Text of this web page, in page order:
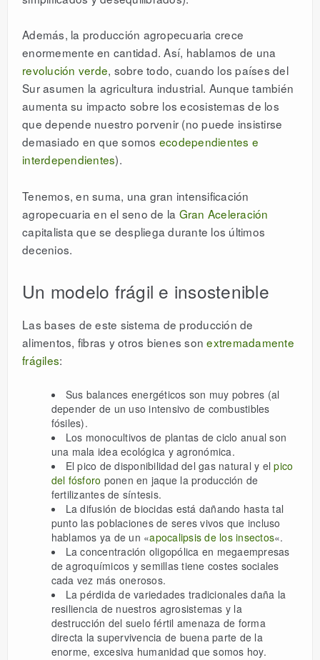
Además, la producción agropecuaria crece
enormemente en cantidad. Así, hablamos de una
revolución verde, sobre todo, cuando los países del
Sur asumen la agricultura industrial. Aunque también
aumenta su impacto sobre los ecosistemas de los
que depende nuestro porvenir (no puede insistirse
demasiado en que somos ecodependientes e
interdependientes).
Tenemos, en suma, una gran intensificación
agropecuaria en el seno de la Gran Aceleración
capitalista que se despliega durante los últimos
decenios.
Un modelo frágil e insostenible
Las bases de este sistema de producción de
alimentos, fibras y otros bienes sonextremadamente
frágiles:
Sus balances energéticos son muy pobres (al
depender de un uso intensivo de combustibles
fósiles).
Los monocultivos de plantas de ciclo anual son
una mala idea ecológica y agronómica.
El pico de disponibilidad del gas natural y elpico
del fósforo ponen en jaque la producción de
fertilizantes de síntesis.
La difusión de biocidas está dañando hasta tal
punto las poblaciones de seres vivos que incluso
hablamos ya de un «apocalipsis de los insectos«.
La concentración oligopólica en megaempresas
de agroquímicos y semillas tiene costes sociales
cada vez más onerosos.
La pérdida de variedades tradicionales daña la
resiliencia de nuestros agrosistemas y la
destrucción del suelo fértil amenaza de forma
directa la supervivencia de buena parte de la
enorme, excesiva humanidad que somos hoy.